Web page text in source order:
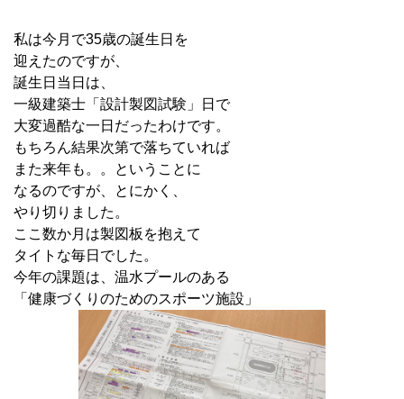
私は今月で35歳の誕生日を
迎えたのですが、
誕生日当日は、
一級建築士「設計製図試験」日で
大変過酷な一日だったわけです。
もちろん結果次第で落ちていれば
また来年も。。ということに
なるのですが、とにかく、
やり切りました。
ここ数か月は製図板を抱えて
タイトな毎日でした。
今年の課題は、温水プールのある
「健康づくりのためのスポーツ施設」